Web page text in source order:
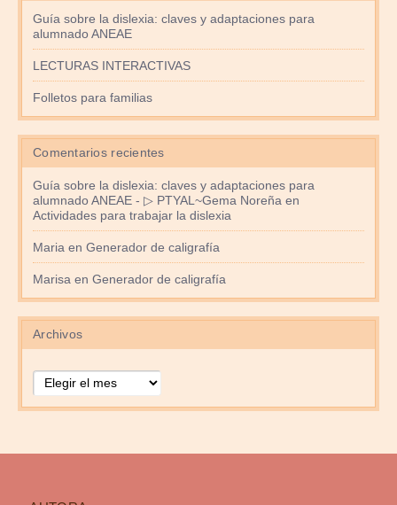
Guía sobre la dislexia: claves y adaptaciones para
alumnado ANEAE
LECTURAS INTERACTIVAS
Folletos para familias
Comentarios recientes
Guía sobre la dislexia: claves y adaptaciones para
alumnado ANEAE - ▷ PTYAL~Gema Noreña en
Actividades para trabajar la dislexia
Maria en Generador de caligrafía
Marisa en Generador de caligrafía
Archivos